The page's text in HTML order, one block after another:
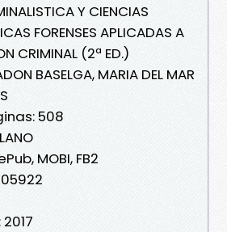
Y CIENCIAS
FORENSES APLICADAS A
CRIMINAL (2ª ED.)
BASELGA, MARIA DEL MAR
508
MOBI, FB2